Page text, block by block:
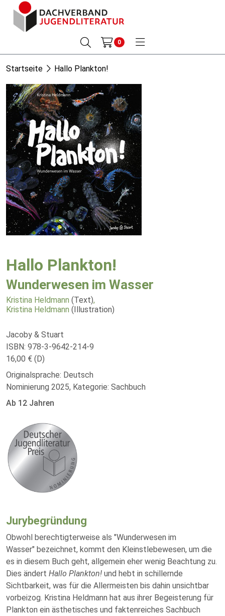
0
Startseite Hallo Plankton!
Hallo Plankton!
Wunderwesen im Wasser
Kristina Heldmann (Text),
Kristina Heldmann (Illustration)
Jacoby & Stuart
ISBN: 978-3-9642-214-9
16,00 € (D)
Originalsprache: Deutsch
Nominierung 2025, Kategorie: Sachbuch
Ab 12 Jahren
Jurybegründung
Obwohl berechtigterweise als "Wunderwesen im
Wasser" bezeichnet, kommt den Kleinstlebewesen, um die
es in diesem Buch geht, allgemein eher wenig Beachtung zu.
Dies ändert Hallo Plankton! und hebt in schillernde
Sichtbarkeit, was für die Allermeisten bis dahin unsichtbar
vorbeizog. Kristina Heldmann hat aus ihrer Begeisterung für
Plankton ein ästhetisches und faktenreiches Sachbuch